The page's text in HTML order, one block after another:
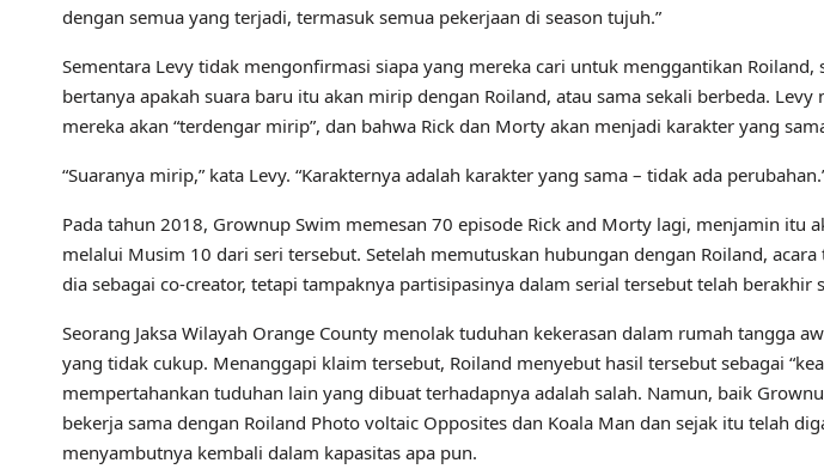
dengan semua yang terjadi, termasuk semua pekerjaan di season tujuh.”
Sementara Levy tidak mengonfirmasi siapa yang mereka cari untuk menggantikan Roiland,
bertanya apakah suara baru itu akan mirip dengan Roiland, atau sama sekali berbeda.
mereka akan “terdengar mirip”, dan bahwa Rick dan Morty akan menjadi karakter yang
“Suaranya mirip,” kata Levy. “Karakternya adalah karakter yang sama – tidak ada
Pada tahun 2018, Grownup Swim memesan 70 episode Rick and Morty lagi, menjamin itu
melalui Musim 10 dari seri tersebut. Setelah memutuskan hubungan dengan Roiland,
dia sebagai co-creator, tetapi tampaknya partisipasinya dalam serial tersebut telah berakhir
Seorang Jaksa Wilayah Orange County menolak tuduhan kekerasan dalam rumah tangga
yang tidak cukup. Menanggapi klaim tersebut, Roiland menyebut hasil tersebut sebagai
mempertahankan tuduhan lain yang dibuat terhadapnya adalah salah. Namun, baik
bekerja sama dengan Roiland Photo voltaic Opposites dan Koala Man dan sejak itu telah
menyambutnya kembali dalam kapasitas apa pun.